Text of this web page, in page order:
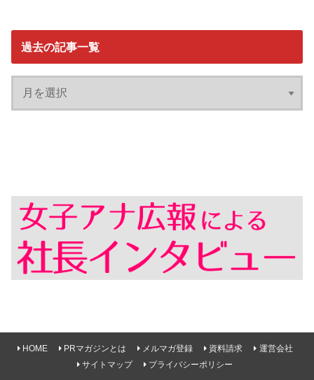
過去の記事一覧
HOME PRマガジンとは メルマガ登録 資料請求
運営会社
サイトマップ
プライバシーポリシー